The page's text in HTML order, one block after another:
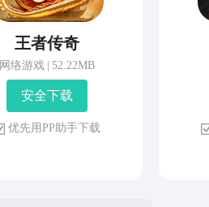
王者传奇
网络游戏 52.22MB
安 全 下 载
优 先 用 P P 助 手 下 载